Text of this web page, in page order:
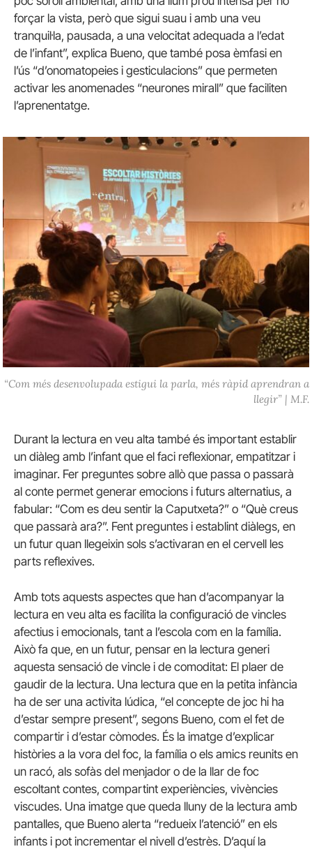
forçar la vista, però que sigui suau i amb una veu
tranquil·la, pausada, a una velocitat adequada a l’edat
de l’infant”, explica Bueno, que també posa èmfasi en
l’ús “d’onomatopeies i gesticulacions” que permeten
activar les anomenades “neurones mirall” que faciliten
l’aprenentatge.
“Com més desenvolupada estigui la parla, més ràpid aprendran a
llegir” | M.F.
Durant la lectura en veu alta també és important establir
un diàleg amb l’infant que el faci reflexionar, empatitzar i
imaginar. Fer preguntes sobre allò que passa o passarà
al conte permet generar emocions i futurs alternatius, a
fabular: “Com es deu sentir la Caputxeta?” o “Què creus
que passarà ara?”. Fent preguntes i establint diàlegs, en
un futur quan llegeixin sols s’activaran en el cervell les
parts reflexives.
Amb tots aquests aspectes que han d’acompanyar la
lectura en veu alta es facilita la configuració de vincles
afectius i emocionals, tant a l’escola com en la família.
Això fa que, en un futur, pensar en la lectura generi
aquesta sensació de vincle i de comoditat: El plaer de
gaudir de la lectura. Una lectura que en la petita infància
ha de ser una activita lúdica, “el concepte de joc hi ha
d’estar sempre present”, segons Bueno, com el fet de
compartir i d’estar còmodes. És la imatge d’explicar
històries a la vora del foc, la família o els amics reunits en
un racó, als sofàs del menjador o de la llar de foc
escoltant contes, compartint experiències, vivències
viscudes. Una imatge que queda lluny de la lectura amb
pantalles, que Bueno alerta “redueix l’atenció” en els
infants i pot incrementar el nivell d’estrès. D’aquí la